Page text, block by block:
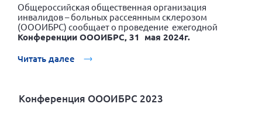
Общероссийская общественная организация
инвалидов – больных рассеянным склерозом
(ОООИБРС) сообщает о проведение ежегодной
Конференции ОООИБРС, 31 мая 2024г.
Читать далее
Конференция ОООИБРС 2023